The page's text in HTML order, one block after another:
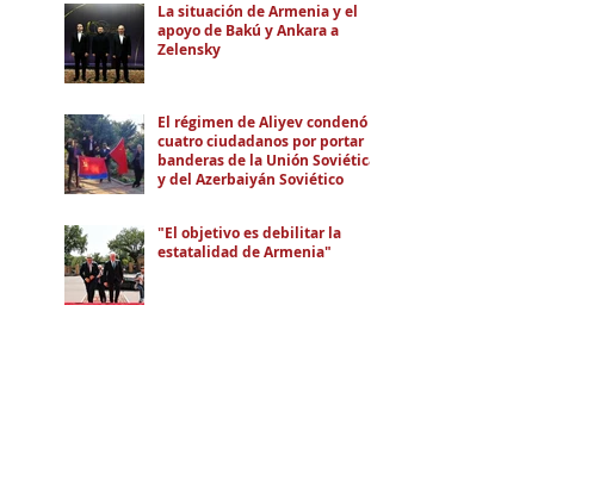
La situación de Armenia y el
apoyo de Bakú y Ankara a
Zelensky
El régimen de Aliyev condenó a
cuatro ciudadanos por portar
banderas de la Unión Soviética
y del Azerbaiyán Soviético
"El objetivo es debilitar la
estatalidad de Armenia"